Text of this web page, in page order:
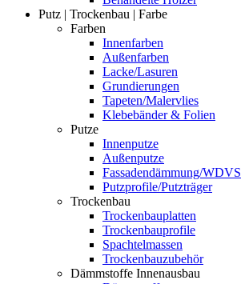
Putz | Trockenbau | Farbe
Farben
Innenfarben
Außenfarben
Lacke/Lasuren
Grundierungen
Tapeten/Malervlies
Klebebänder & Folien
Putze
Innenputze
Außenputze
Fassadendämmung/WDVS
Putzprofile/Putzträger
Trockenbau
Trockenbauplatten
Trockenbauprofile
Spachtelmassen
Trockenbauzubehör
Dämmstoffe Innenausbau